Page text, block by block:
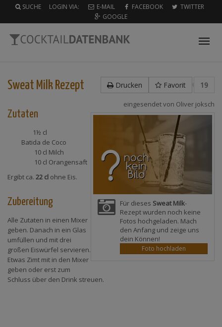
SUCHE LOGIN VIA: E-MAIL FACEBOOK
TWITTER
GOOGLE
Drucken Favorit 19
Sweat Milk Rezept
eingesendet von Oliver joksch
Für dieses Sweat Milk-
Rezept wurden noch keine
Fotos hochgeladen. Mach
den Anfang und zeige uns
dein Können!
Foto hochladen
Zutaten
1½ cl
Batida de Coco
10 cl Milch
10 cl Orangensaft
Ergibt ca. 22 cl ohne Eis.
Zubereitung
Alle Zutaten in einen Mixer
geben. Danach in ein Glas
umfüllen und mit drei
großen Eiswürfel servieren.
Etwas Zimt mit in den Mixer
geben oder erst zum
Schluss über den Drink streuen.